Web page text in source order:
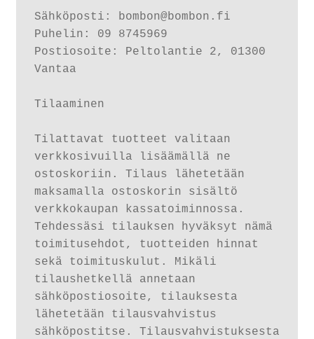
Henkilökunta
Yhteystiedot
Toimitusehdot
Oma tili
Ostoskori
Kanta-asiakas
Evästeseloste
Sähköposti: bombon@bombon.fi
Puhelin: 09 8745969
Postiosoite: Peltolantie 2, 01300
Vantaa
Tilaaminen
Tilattavat tuotteet valitaan
verkkosivuilla lisäämällä ne
ostoskoriin. Tilaus lähetetään
maksamalla ostoskorin sisältö
verkkokaupan kassatoiminnossa.
Tehdessäsi tilauksen hyväksyt nämä
toimitusehdot, tuotteiden hinnat
sekä toimituskulut. Mikäli
tilaushetkellä annetaan
sähköpostiosoite, tilauksesta
lähetetään tilausvahvistus
sähköpostitse. Tilausvahvistuksesta